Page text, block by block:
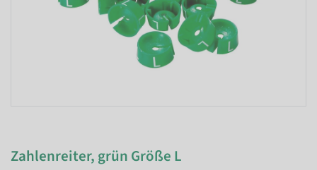
Zahlenreiter, grün Größe L